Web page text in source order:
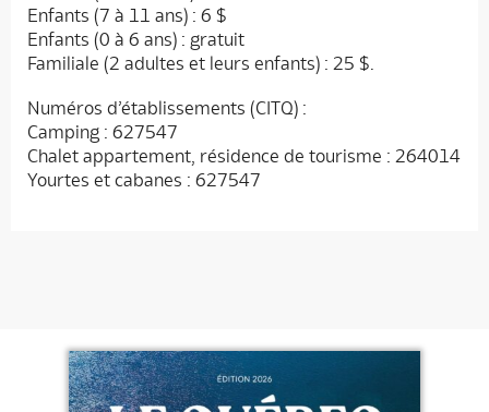
Enfants (7 à 11 ans) : 6 $
Enfants (0 à 6 ans) : gratuit
Familiale (2 adultes et leurs enfants) : 25 $.
Numéros d’établissements (CITQ) :
Camping : 627547
Chalet appartement, résidence de tourisme : 264014
Yourtes et cabanes : 627547